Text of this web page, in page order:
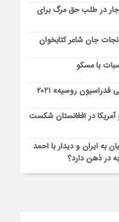
در طلب حق مرگ برای
جان شاعر کتابخوان
با مسکو
روسیه» ۲۰۲۱
در افغانستان شکست
به ایران و دیدار با احمد
در ذهن دارد؟